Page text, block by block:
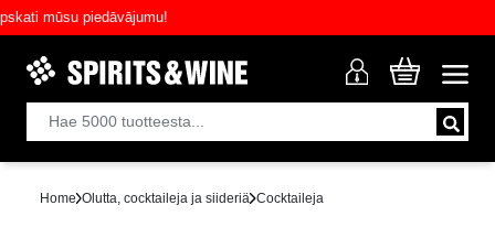
mūsu piedāvājumu!
Home Olutta, cocktaileja ja siideriä Cocktaileja